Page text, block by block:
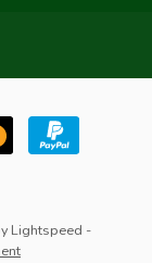
Lightspeed -